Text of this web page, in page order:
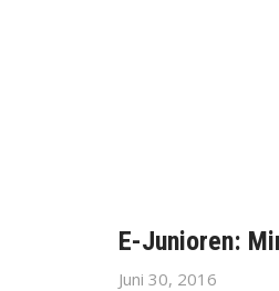
E-Junioren:
Juni 30, 2016